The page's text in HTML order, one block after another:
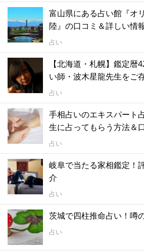
富山県にある占い館『オ
陸』の口コミ＆詳しい情
占い
【北海道・札幌】鑑定暦
い師・波木星龍先生をご
占い
手相占いのエキスパート
生に占ってもらう方法＆
占い
岐阜で当たる家相鑑定！
介
占い
茨城で四柱推命占い！噂
占い